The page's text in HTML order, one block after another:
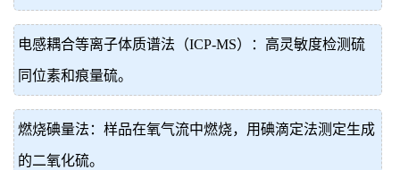
电感耦合等离子体质谱法（ICP-MS）：高灵敏度检测硫
同位素和痕量硫。
燃烧碘量法：样品在氧气流中燃烧，用碘滴定法测定生成
的二氧化硫。